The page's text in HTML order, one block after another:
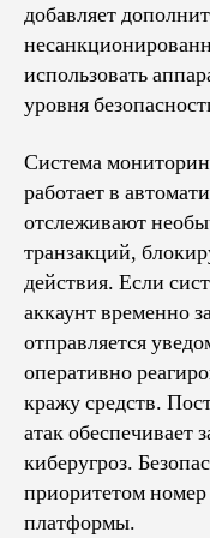
добавляет
использовать
уровня
Система
работает в
отслеживают
транзакций,
действия. Если
аккаунт временно
отправляется
оперативно
кражу средств.
атак обеспечивает
киберугроз.
приоритетом номер
платформы.